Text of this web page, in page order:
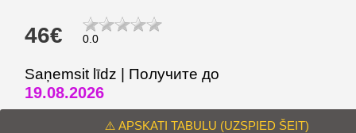
46€ 0.0
Saņemsit līdz | Получите до
19.08.2026
⚠️ APSKATI TABULU (UZSPIED ŠEIT)